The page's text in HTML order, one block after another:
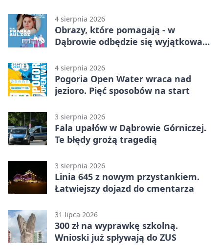
4 sierpnia 2026
Obrazy, które pomagają - w
Dąbrowie odbędzie się wyjątkowa
4 sierpnia 2026
Pogoria Open Water wraca nad
jezioro. Pięć sposobów na start
3 sierpnia 2026
Fala upałów w Dąbrowie Górniczej.
Te błędy grożą tragedią
3 sierpnia 2026
Linia 645 z nowym przystankiem.
Łatwiejszy dojazd do cmentarza
31 lipca 2026
300 zł na wyprawkę szkolną.
Wnioski już spływają do ZUS